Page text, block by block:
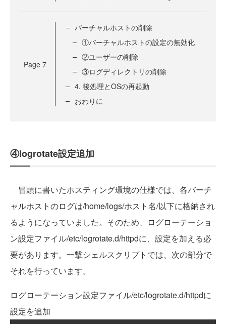
Page 7
バーチャルホストの削除
①バーチャルホストの設定の無効化
②ユーザーの削除
③ログディレクトリの削除
4. 後処理とOSの再起動
おわりに
④logrotate設定追加
冒頭に書いたホスティング環境の仕様では、各バーチ
ャルホストのログは/home/logs/ホスト名/以下に格納され
るようになっていました。そのため、ログローテーショ
ン設定ファイル/etc/logrotate.d/httpdに、設定を加える必
要があります。一撃シェルスクリプトでは、次の部分で
それを行っています。
ログローテーション設定ファイル/etc/logrotate.d/httpdに
設定を追加